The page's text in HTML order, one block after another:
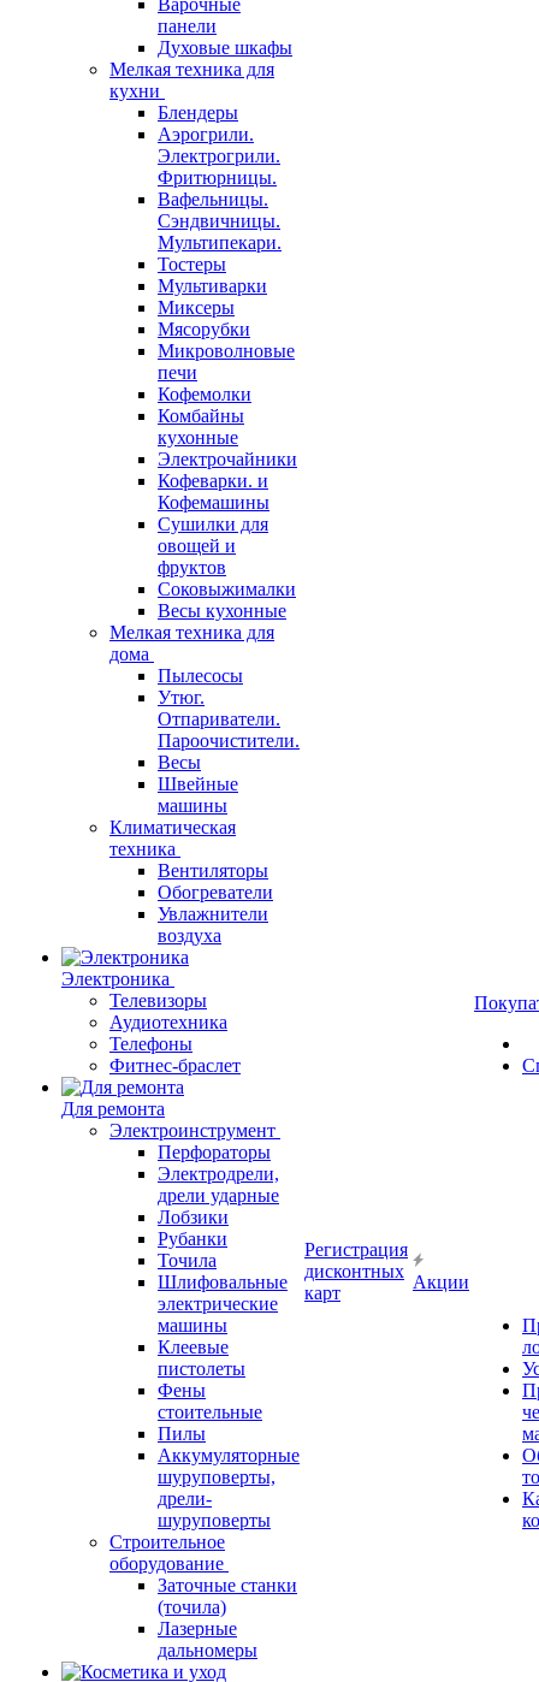
Варочные
панели
Духовые шкафы
Мелкая техника для
кухни
Блендеры
Аэрогрили.
Электрогрили.
Фритюрницы.
Вафельницы.
Сэндвичницы.
Мультипекари.
Тостеры
Мультиварки
Миксеры
Мясорубки
Микроволновые
печи
Кофемолки
Комбайны
кухонные
Электрочайники
Кофеварки. и
Кофемашины
Сушилки для
овощей и
фруктов
Соковыжималки
Весы кухонные
Мелкая техника для
дома
Пылесосы
Утюг.
Отпариватели.
Пароочистители.
Весы
Швейные
машины
Климатическая
техника
Вентиляторы
Обогреватели
Увлажнители
воздуха
Электроника
Телевизоры
Аудиотехника
Телефоны
Фитнес-браслет
Для ремонта
Электроинструмент
Перфораторы
Электродрели,
дрели ударные
Лобзики
Рубанки
Точила
Шлифовальные
электрические
машины
Клеевые
пистолеты
Фены
стоительные
Пилы
Аккумуляторные
шуруповерты,
дрели-
шуруповерты
Строительное
оборудование
Заточные станки
(точила)
Лазерные
дальномеры
Регистрация
дисконтных
карт
Акции